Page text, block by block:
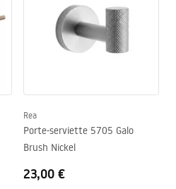
Rea
Porte-serviette 5705 Galo
Brush Nickel
23,00 €